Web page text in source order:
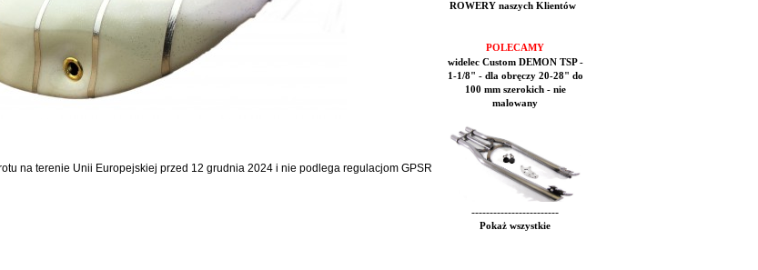
na terenie Unii Europejskiej przed 12 grudnia 2024 i nie podlega regulacjom GPSR
ROWERY naszych Klientów
POLECAMY
widelec Custom DEMON TSP -
1-1/8" - dla obręczy 20-28" do
100 mm szerokich - nie
malowany
------------------------
Pokaż wszystkie